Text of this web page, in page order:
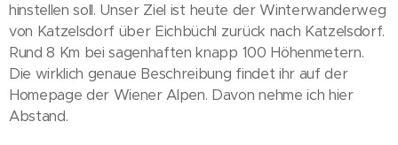
hinstellen soll. Unser Ziel ist heute der Winterwanderweg
von Katzelsdorf über Eichbüchl zurück nach Katzelsdorf.
Rund 8 Km bei sagenhaften knapp 100 Höhenmetern.
Die wirklich genaue Beschreibung findet ihr auf der
Homepage der Wiener Alpen. Davon nehme ich hier
Abstand.